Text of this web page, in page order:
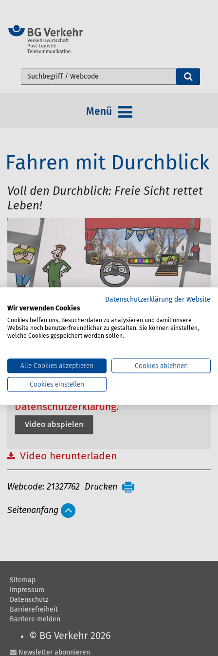
Webseite durchsuchen
Menü
Fahren mit Durchblick
Voll den Durchblick: Freie Sicht rettet
Leben!
Das Video wird aufgrund Ihrer Cookie-
das Video aktivieren, werden Daten an
Vimeo übermittelt und ausgewertet.
Mehr zu Vimeo in unserer
Datenschutzerklärung.
Video abspielen
Video herunterladen
A
t
e
a
k
t
o
Webcode: 21327762 Drucken
Seitenanfang
Sitemap
Impressum
Datenschutz
Barrierefreiheit
Barriere melden
© BG Verkehr 2026
Newsletter abonnieren
Datenschutzerklärung der Website
Wir verwenden Cookies
Cookies helfen uns, Besucherdaten zu analysieren und damit unsere
Website noch benutzerfreundlicher zu gestalten. Sie können einstellen,
welche Cookies gespeichert werden sollen.
Alle Cookies akzeptieren Cookies ablehnen
Cookies einstellen